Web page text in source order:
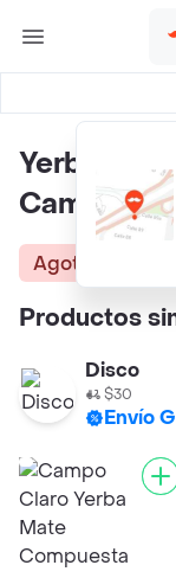
Yerba
Campoclaro
Agotado
Productos
Disco
$30
Envío